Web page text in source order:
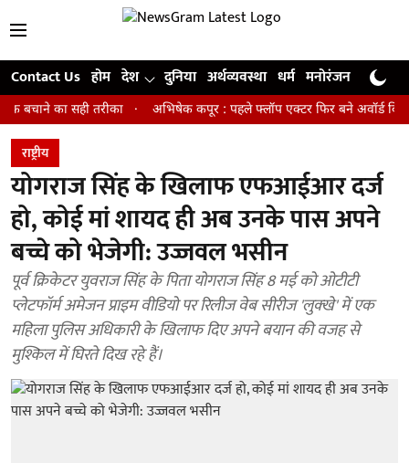
Contact Us होम देश दुनिया अर्थव्यवस्था धर्म मनोरंजन खेल
सही तरीका अभिषेक कपूर : पहले फ्लॉप एक्टर फिर बने अवॉर्ड विनिंग
राष्ट्रीय
योगराज सिंह के खिलाफ एफआईआर दर्ज
हो, कोई मां शायद ही अब उनके पास अपने
बच्चे को भेजेगी: उज्जवल भसीन
पूर्व क्रिकेटर युवराज सिंह के पिता योगराज सिंह 8 मई को ओटीटी
प्लेटफॉर्म अमेजन प्राइम वीडियो पर रिलीज वेब सीरीज 'लुक्‍खे' में एक
महिला पुलिस अधिकारी के खिलाफ दिए अपने बयान की वजह से
मुश्किल में घिरते दिख रहे हैं।